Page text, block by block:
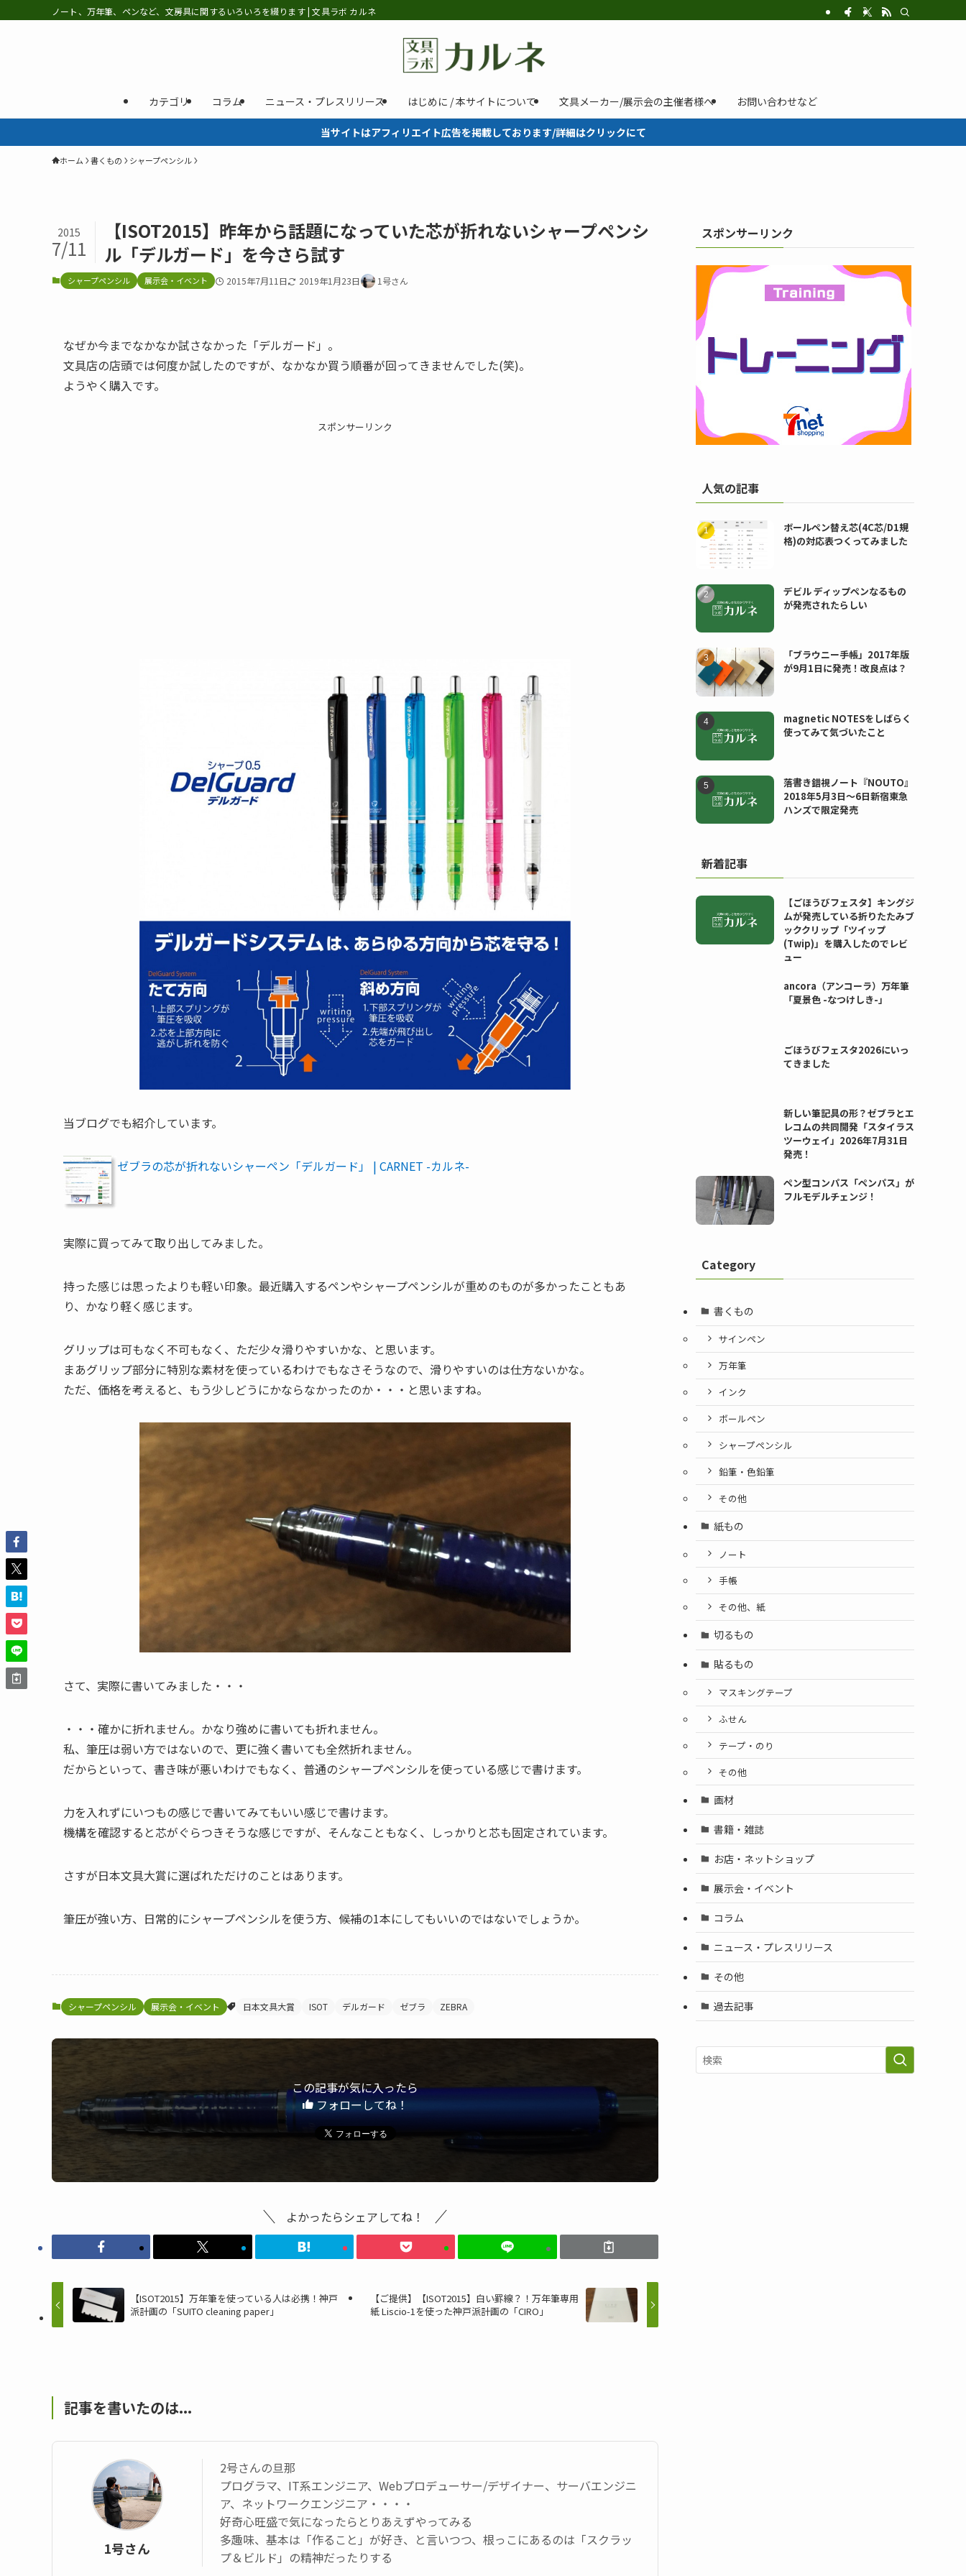
ノート、万年筆、ペンなど、文房具に関するいろいろを綴ります | 文具ラボ カルネ
カテゴリ コラム ニュース・プレスリリース はじめに / 本サイトについて 文具メーカー/展示会の主催者様へ お問い合わせなど
当サイトはアフィリエイト広告を掲載しております/詳細はクリックにて
ホーム 書くもの シャープペンシル
【ISOT2015】昨年から話題になっていた芯が折れないシャープペンシ
ル「デルガード」を今さら試す
2015
7/11
シャープペンシル 展示会・イベント 2015年7月11日 2019年1月23日 1号さん
なぜか今までなかなか試さなかった「デルガード」。
文具店の店頭では何度か試したのですが、なかなか買う順番が回ってきませんでした(笑)。
ようやく購入です。
スポンサーリンク
当ブログでも紹介しています。
ゼブラの芯が折れないシャーペン「デルガード」 | CARNET -カルネ-
実際に買ってみて取り出してみました。
持った感じは思ったよりも軽い印象。最近購入するペンやシャープペンシルが重めのものが多かったこともあ
り、かなり軽く感じます。
グリップは可もなく不可もなく、ただ少々滑りやすいかな、と思います。
まあグリップ部分に特別な素材を使っているわけでもなさそうなので、滑りやすいのは仕方ないかな。
ただ、価格を考えると、もう少しどうにかならなかったのか・・・と思いますね。
さて、実際に書いてみました・・・
・・・確かに折れません。かなり強めに書いても折れません。
私、筆圧は弱い方ではないので、更に強く書いても全然折れません。
だからといって、書き味が悪いわけでもなく、普通のシャープペンシルを使っている感じで書けます。
力を入れずにいつもの感じで書いてみてもいい感じで書けます。
機構を確認すると芯がぐらつきそうな感じですが、そんなこともなく、しっかりと芯も固定されています。
さすが日本文具大賞に選ばれただけのことはあります。
筆圧が強い方、日常的にシャープペンシルを使う方、候補の1本にしてもいいのではないでしょうか。
シャープペンシル 展示会・イベント 日本文具大賞 ISOT デルガード ゼブラ ZEBRA
この記事が気に入ったら
フォローしてね！
よかったらシェアしてね！
【ISOT2015】万年筆を使っている人は必携！神戸
派計画の「SUITO cleaning paper」
【ご提供】【ISOT2015】白い罫線？！万年筆専用
紙 Liscio-1を使った神戸派計画の「CIRO」
記事を書いたのは...
1号さん
2号さんの旦那
プログラマ、IT系エンジニア、Webプロデューサー/デザイナー、サーバエンジニ
ア、ネットワークエンジニア・・・・
好奇心旺盛で気になったらとりあえずやってみる
多趣味、基本は「作ること」が好き、と言いつつ、根っこにあるのは「スクラッ
プ＆ビルド」の精神だったりする
スポンサーリンク
人気の記事
ボールペン替え芯(4C芯/D1規
格)の対応表つくってみました
デビル ディップペンなるもの
が発売されたらしい
「ブラウニー手帳」2017年版
が9月1日に発売！改良点は？
magnetic NOTESをしばらく
使ってみて気づいたこと
落書き錯視ノート『NOUTO』
2018年5月3日〜6日新宿東急
ハンズで限定発売
新着記事
【ごほうびフェスタ】キングジ
ムが発売している折りたたみブ
ッククリップ「ツイップ
(Twip)」を購入したのでレビ
ュー
ancora（アンコーラ）万年筆
「夏景色 -なつけしき-」
ごほうびフェスタ2026にいっ
てきました
新しい筆記具の形？ゼブラとエ
レコムの共同開発「スタイラス
ツーウェイ」2026年7月31日
発売！
ペン型コンパス「ペンパス」が
フルモデルチェンジ！
Category
書くもの
サインペン
万年筆
インク
ボールペン
シャープペンシル
鉛筆・色鉛筆
その他
紙もの
ノート
手帳
その他、紙
切るもの
貼るもの
マスキングテープ
ふせん
テープ・のり
その他
画材
書籍・雑誌
お店・ネットショップ
展示会・イベント
コラム
ニュース・プレスリリース
その他
過去記事